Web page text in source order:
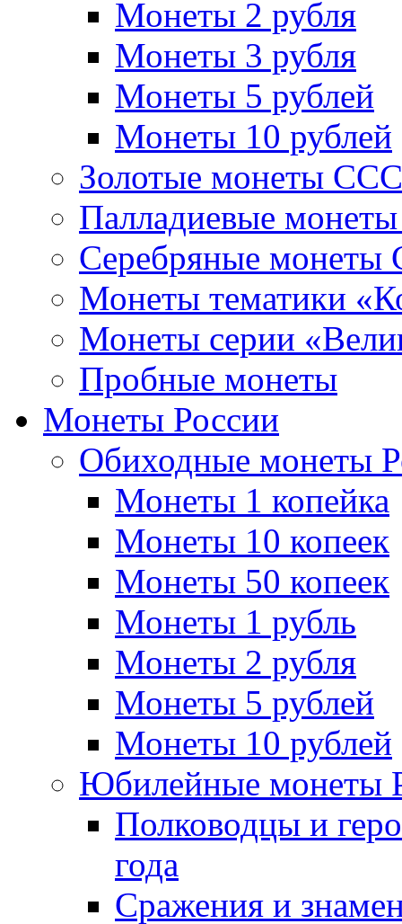
Монеты 2 рубля
Монеты 3 рубля
Монеты 5 рублей
Монеты 10 рублей
Золотые монеты
Палладиевые
Серебряные монеты
Монеты тематики
Монеты серии
Пробные монеты
Монеты России
Обиходные монеты
Монеты 1 копейка
Монеты 10 копеек
Монеты 50 копеек
Монеты 1 рубль
Монеты 2 рубля
Монеты 5 рублей
Монеты 10 рублей
Юбилейные монеты
Полководцы и
года
Сражения и